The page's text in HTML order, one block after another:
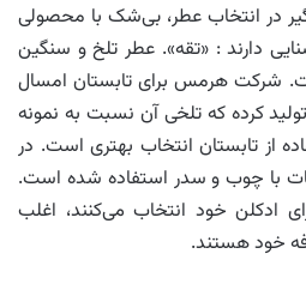
در انتخاب عطر، بی‌شک با محصولی
دارند : «تقه». عطر تلخ و سنگین
شرکت هرمس برای تابستان امسال
کرده که تلخی آن نسبت به نمونه
از تابستان انتخاب بهتری است. در
با چوب و سدر استفاده شده است.
ادکلن خود انتخاب می‌کنند، اغلب
خود هستند.